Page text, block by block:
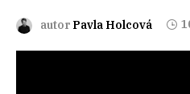
autor Pavla Holcová